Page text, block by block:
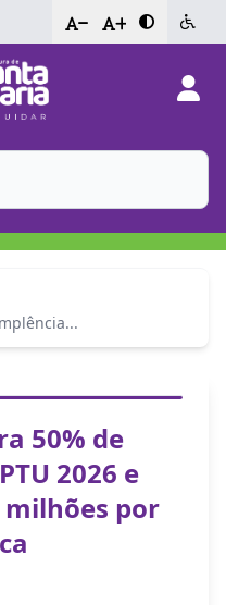
- +
50% de
2026 e
milhões por